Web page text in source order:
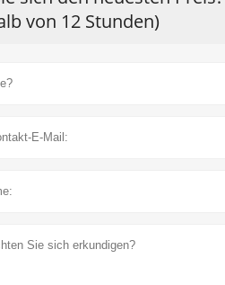
von 12 Stunden)